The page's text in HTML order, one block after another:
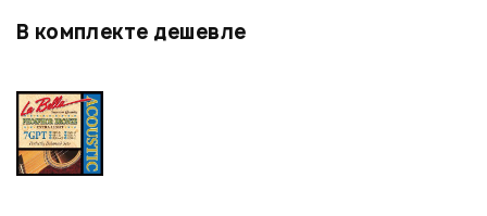
В комплекте дешевле